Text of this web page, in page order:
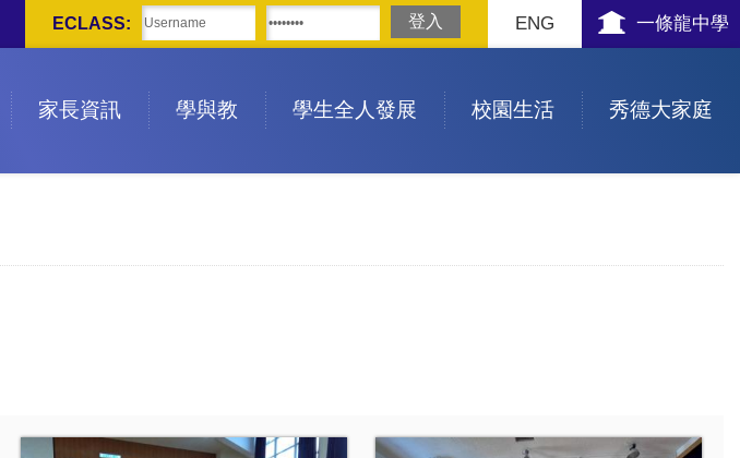
一條龍中學
ENG
ECLASS:
家長資訊 學與教 學生全人發展 校園生活 秀德大家庭